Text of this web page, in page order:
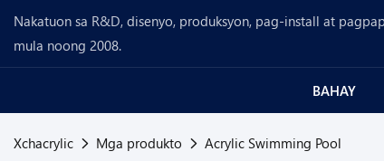
Nakatuon sa R&D, disenyo, produksyon, pag-install at
mula noong 2008.
BAHAY
Xchacrylic Mga produkto Acrylic Swimming Pool